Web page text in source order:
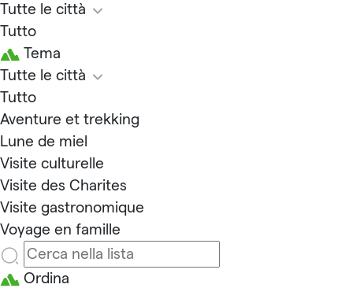
Tutte le città
Tutto
Tema
Tutte le città
Tutto
Aventure et trekking
Lune de miel
Visite culturelle
Visite des Charites
Visite gastronomique
Voyage en famille
Ordina